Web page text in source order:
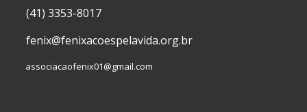
(41) 3353-8017
fenix@fenixacoespelavida.org.br
associacaofenix01@gmail.com